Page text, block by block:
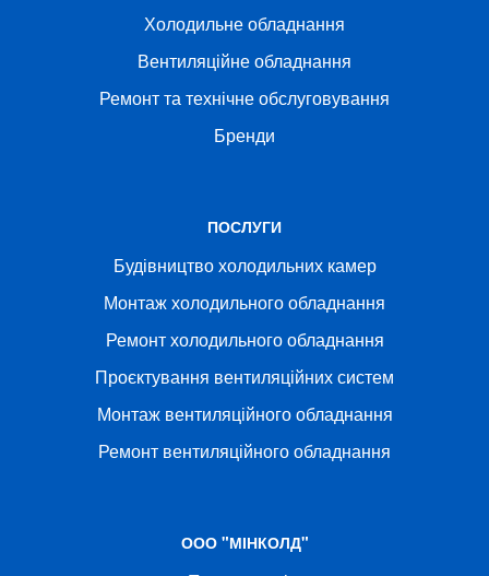
Холодильне обладнання
Вентиляційне обладнання
Ремонт та технічне обслуговування
Бренди
ПОСЛУГИ
Будівництво холодильних камер
Монтаж холодильного обладнання
Ремонт холодильного обладнання
Проєктування вентиляційних систем
Монтаж вентиляційного обладнання
Ремонт вентиляційного обладнання
ООО "МІНКОЛД"